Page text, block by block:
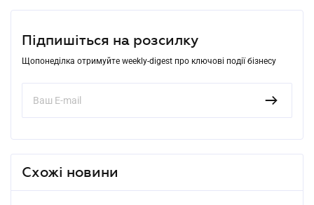
Підпишіться на розсилку
Щопонеділка отримуйте weekly-digest про ключові події бізнесу
Схожі новини